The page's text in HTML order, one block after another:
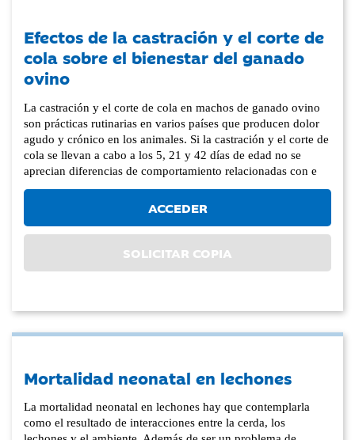
Efectos de la castración y el corte de
cola sobre el bienestar del ganado
ovino
La castración y el corte de cola en machos de ganado ovino
son prácticas rutinarias en varios países que producen dolor
agudo y crónico en los animales. Si la castración y el corte de
cola se llevan a cabo a los 5, 21 y 42 días de edad no se
aprecian diferencias de comportamiento relacionadas con e
ACCEDER
SOLICITAR COPIA
Mortalidad neonatal en lechones
La mortalidad neonatal en lechones hay que contemplarla
como el resultado de interacciones entre la cerda, los